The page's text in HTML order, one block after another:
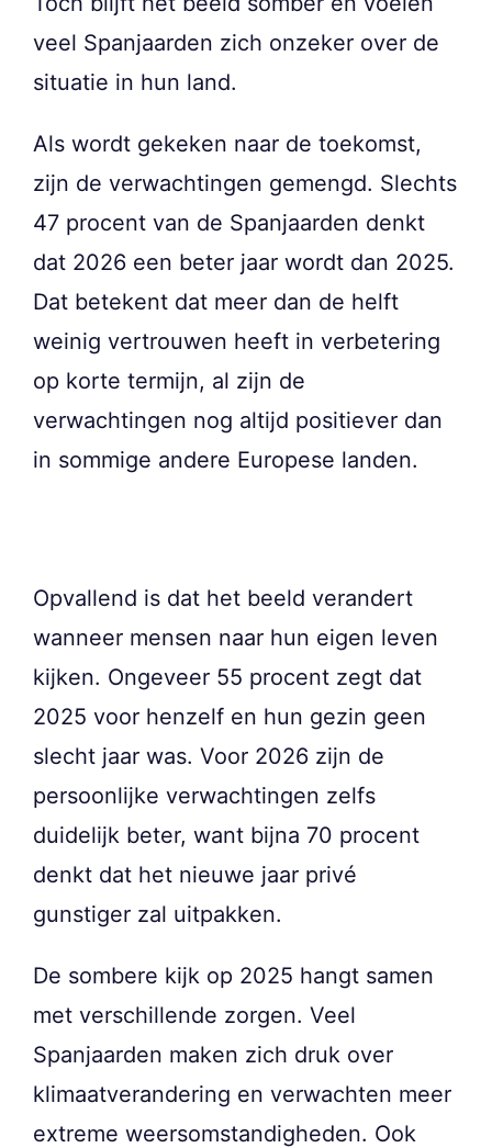
veel Spanjaarden zich onzeker over de
situatie in hun land.
Als wordt gekeken naar de toekomst,
zijn de verwachtingen gemengd. Slechts
47 procent van de Spanjaarden denkt
dat 2026 een beter jaar wordt dan 2025.
Dat betekent dat meer dan de helft
weinig vertrouwen heeft in verbetering
op korte termijn, al zijn de
verwachtingen nog altijd positiever dan
in sommige andere Europese landen.
Opvallend is dat het beeld verandert
wanneer mensen naar hun eigen leven
kijken. Ongeveer 55 procent zegt dat
2025 voor henzelf en hun gezin geen
slecht jaar was. Voor 2026 zijn de
persoonlijke verwachtingen zelfs
duidelijk beter, want bijna 70 procent
denkt dat het nieuwe jaar privé
gunstiger zal uitpakken.
De sombere kijk op 2025 hangt samen
met verschillende zorgen. Veel
Spanjaarden maken zich druk over
klimaatverandering en verwachten meer
extreme weersomstandigheden. Ook